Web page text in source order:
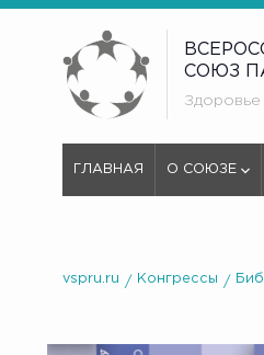
СОЮЗ
Здоровье
ГЛАВНАЯ О СОЮЗЕ
vspru.ru Конгрессы